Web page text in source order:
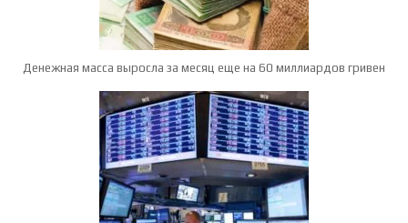
Денежная масса выросла за месяц еще на 60 миллиардов гривен